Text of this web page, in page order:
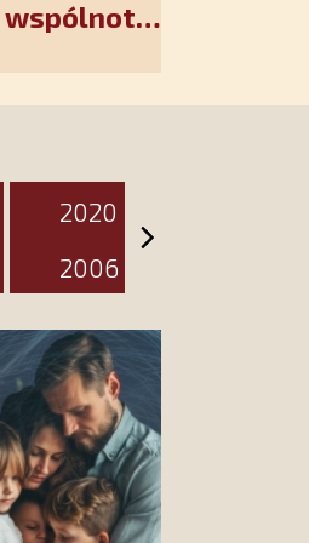
wspólnoty
na
2020
2006